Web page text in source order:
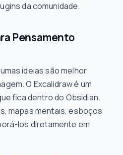
da comunidade.
Pensamento
ideias são melhor
O Excalidraw é um
fica dentro do Obsidian.
mapas mentais, esboços
los diretamente em